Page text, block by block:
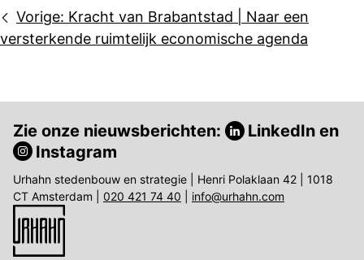
Bericht
navigatie
Vorige: Kracht van Brabantstad | Naar een
versterkende ruimtelijk economische agenda
Zie onze nieuwsberichten: LinkedIn en
Instagram
Urhahn stedenbouw en strategie | Henri Polaklaan 42 | 1018
CT Amsterdam | 020 421 74 40 info@urhahn.com